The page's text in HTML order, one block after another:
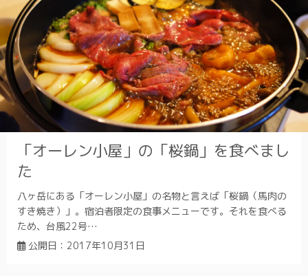
「オーレン小屋」の「桜鍋」を食べまし
た
八ヶ岳にある「オーレン小屋」の名物と言えば「桜鍋（馬肉の
すき焼き）」。宿泊者限定の食事メニューです。それを食べる
ため、台風22号…
公開日： 2017年10月31日